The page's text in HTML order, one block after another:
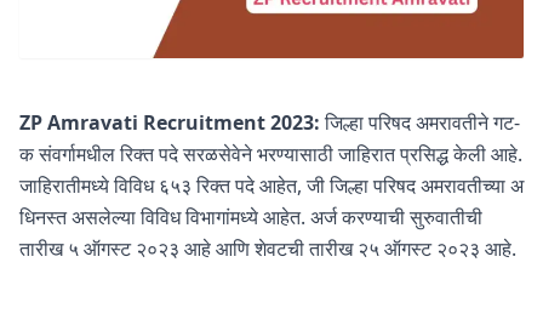
ZP Amravati Recruitment 2023:जिल्हा परिषद अमरावतीने गट-
क संवर्गामधील रिक्त पदे सरळसेवेने भरण्यासाठी जाहिरात प्रसिद्ध केली आहे.
जाहिरातीमध्ये विविध ६५३ रिक्त पदे आहेत, जी जिल्हा परिषद अमरावतीच्या अ
धिनस्त असलेल्या विविध विभागांमध्ये आहेत. अर्ज करण्याची सुरुवातीची
तारीख ५ ऑगस्ट २०२३ आहे आणि शेवटची तारीख २५ ऑगस्ट २०२३ आहे.